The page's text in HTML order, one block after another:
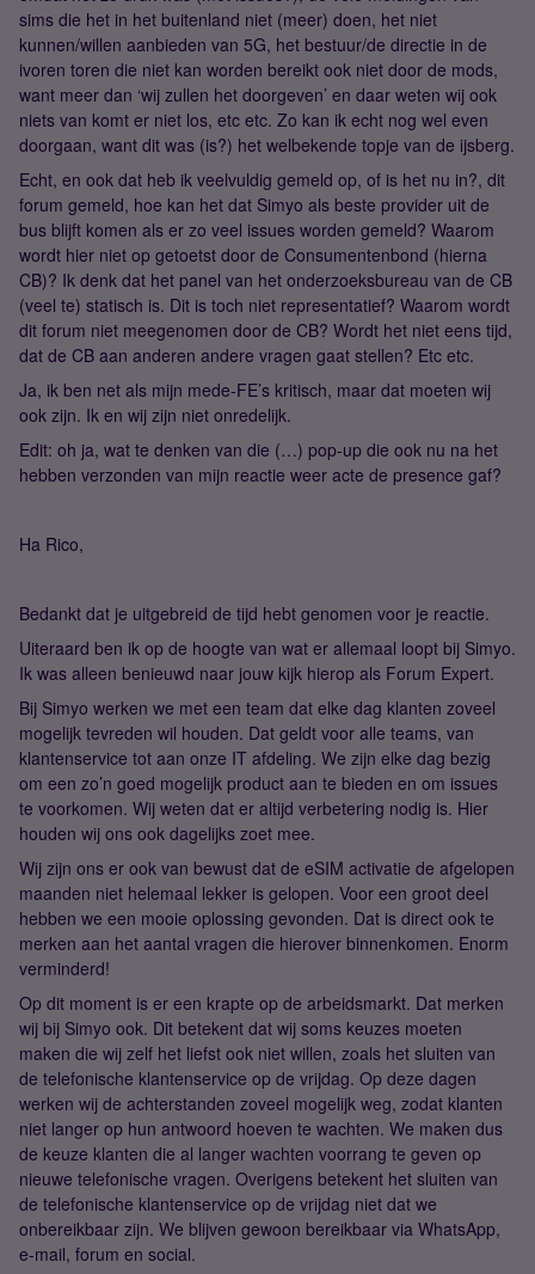
sims die het in het buitenland niet (meer) doen, het niet
kunnen/willen aanbieden van 5G, het bestuur/de directie in de
ivoren toren die niet kan worden bereikt ook niet door de mods,
want meer dan ‘wij zullen het doorgeven’ en daar weten wij ook
niets van komt er niet los, etc etc. Zo kan ik echt nog wel even
doorgaan, want dit was (is?) het welbekende topje van de ijsberg.
Echt, en ook dat heb ik veelvuldig gemeld op, of is het nu in?, dit
forum gemeld, hoe kan het dat Simyo als beste provider uit de
bus blijft komen als er zo veel issues worden gemeld? Waarom
wordt hier niet op getoetst door de Consumentenbond (hierna
CB)? Ik denk dat het panel van het onderzoeksbureau van de CB
(veel te) statisch is. Dit is toch niet representatief? Waarom wordt
dit forum niet meegenomen door de CB? Wordt het niet eens tijd,
dat de CB aan anderen andere vragen gaat stellen? Etc etc.
Ja, ik ben net als mijn mede-FE’s kritisch, maar dat moeten wij
ook zijn. Ik en wij zijn niet onredelijk.
Edit: oh ja, wat te denken van die (…) pop-up die ook nu na het
hebben verzonden van mijn reactie weer acte de presence gaf?
Ha Rico,
Bedankt dat je uitgebreid de tijd hebt genomen voor je reactie.
Uiteraard ben ik op de hoogte van wat er allemaal loopt bij Simyo.
Ik was alleen benieuwd naar jouw kijk hierop als Forum Expert.
Bij Simyo werken we met een team dat elke dag klanten zoveel
mogelijk tevreden wil houden. Dat geldt voor alle teams, van
klantenservice tot aan onze IT afdeling. We zijn elke dag bezig
om een zo’n goed mogelijk product aan te bieden en om issues
te voorkomen. Wij weten dat er altijd verbetering nodig is. Hier
houden wij ons ook dagelijks zoet mee.
Wij zijn ons er ook van bewust dat de eSIM activatie de afgelopen
maanden niet helemaal lekker is gelopen. Voor een groot deel
hebben we een mooie oplossing gevonden. Dat is direct ook te
merken aan het aantal vragen die hierover binnenkomen. Enorm
verminderd!
Op dit moment is er een krapte op de arbeidsmarkt. Dat merken
wij bij Simyo ook. Dit betekent dat wij soms keuzes moeten
maken die wij zelf het liefst ook niet willen, zoals het sluiten van
de telefonische klantenservice op de vrijdag. Op deze dagen
werken wij de achterstanden zoveel mogelijk weg, zodat klanten
niet langer op hun antwoord hoeven te wachten. We maken dus
de keuze klanten die al langer wachten voorrang te geven op
nieuwe telefonische vragen. Overigens betekent het sluiten van
de telefonische klantenservice op de vrijdag niet dat we
onbereikbaar zijn. We blijven gewoon bereikbaar via WhatsApp,
e-mail, forum en social.